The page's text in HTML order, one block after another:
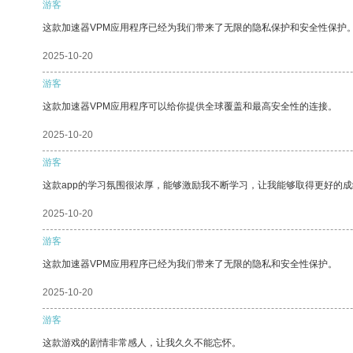
游客
这款加速器VPM应用程序已经为我们带来了无限的隐私保护和安全性保护
2025-10-20
游客
这款加速器VPM应用程序可以给你提供全球覆盖和最高安全性的连接。
2025-10-20
游客
这款app的学习氛围很浓厚，能够激励我不断学习，让我能够取得更好的
2025-10-20
游客
这款加速器VPM应用程序已经为我们带来了无限的隐私和安全性保护。
2025-10-20
游客
这款游戏的剧情非常感人，让我久久不能忘怀。